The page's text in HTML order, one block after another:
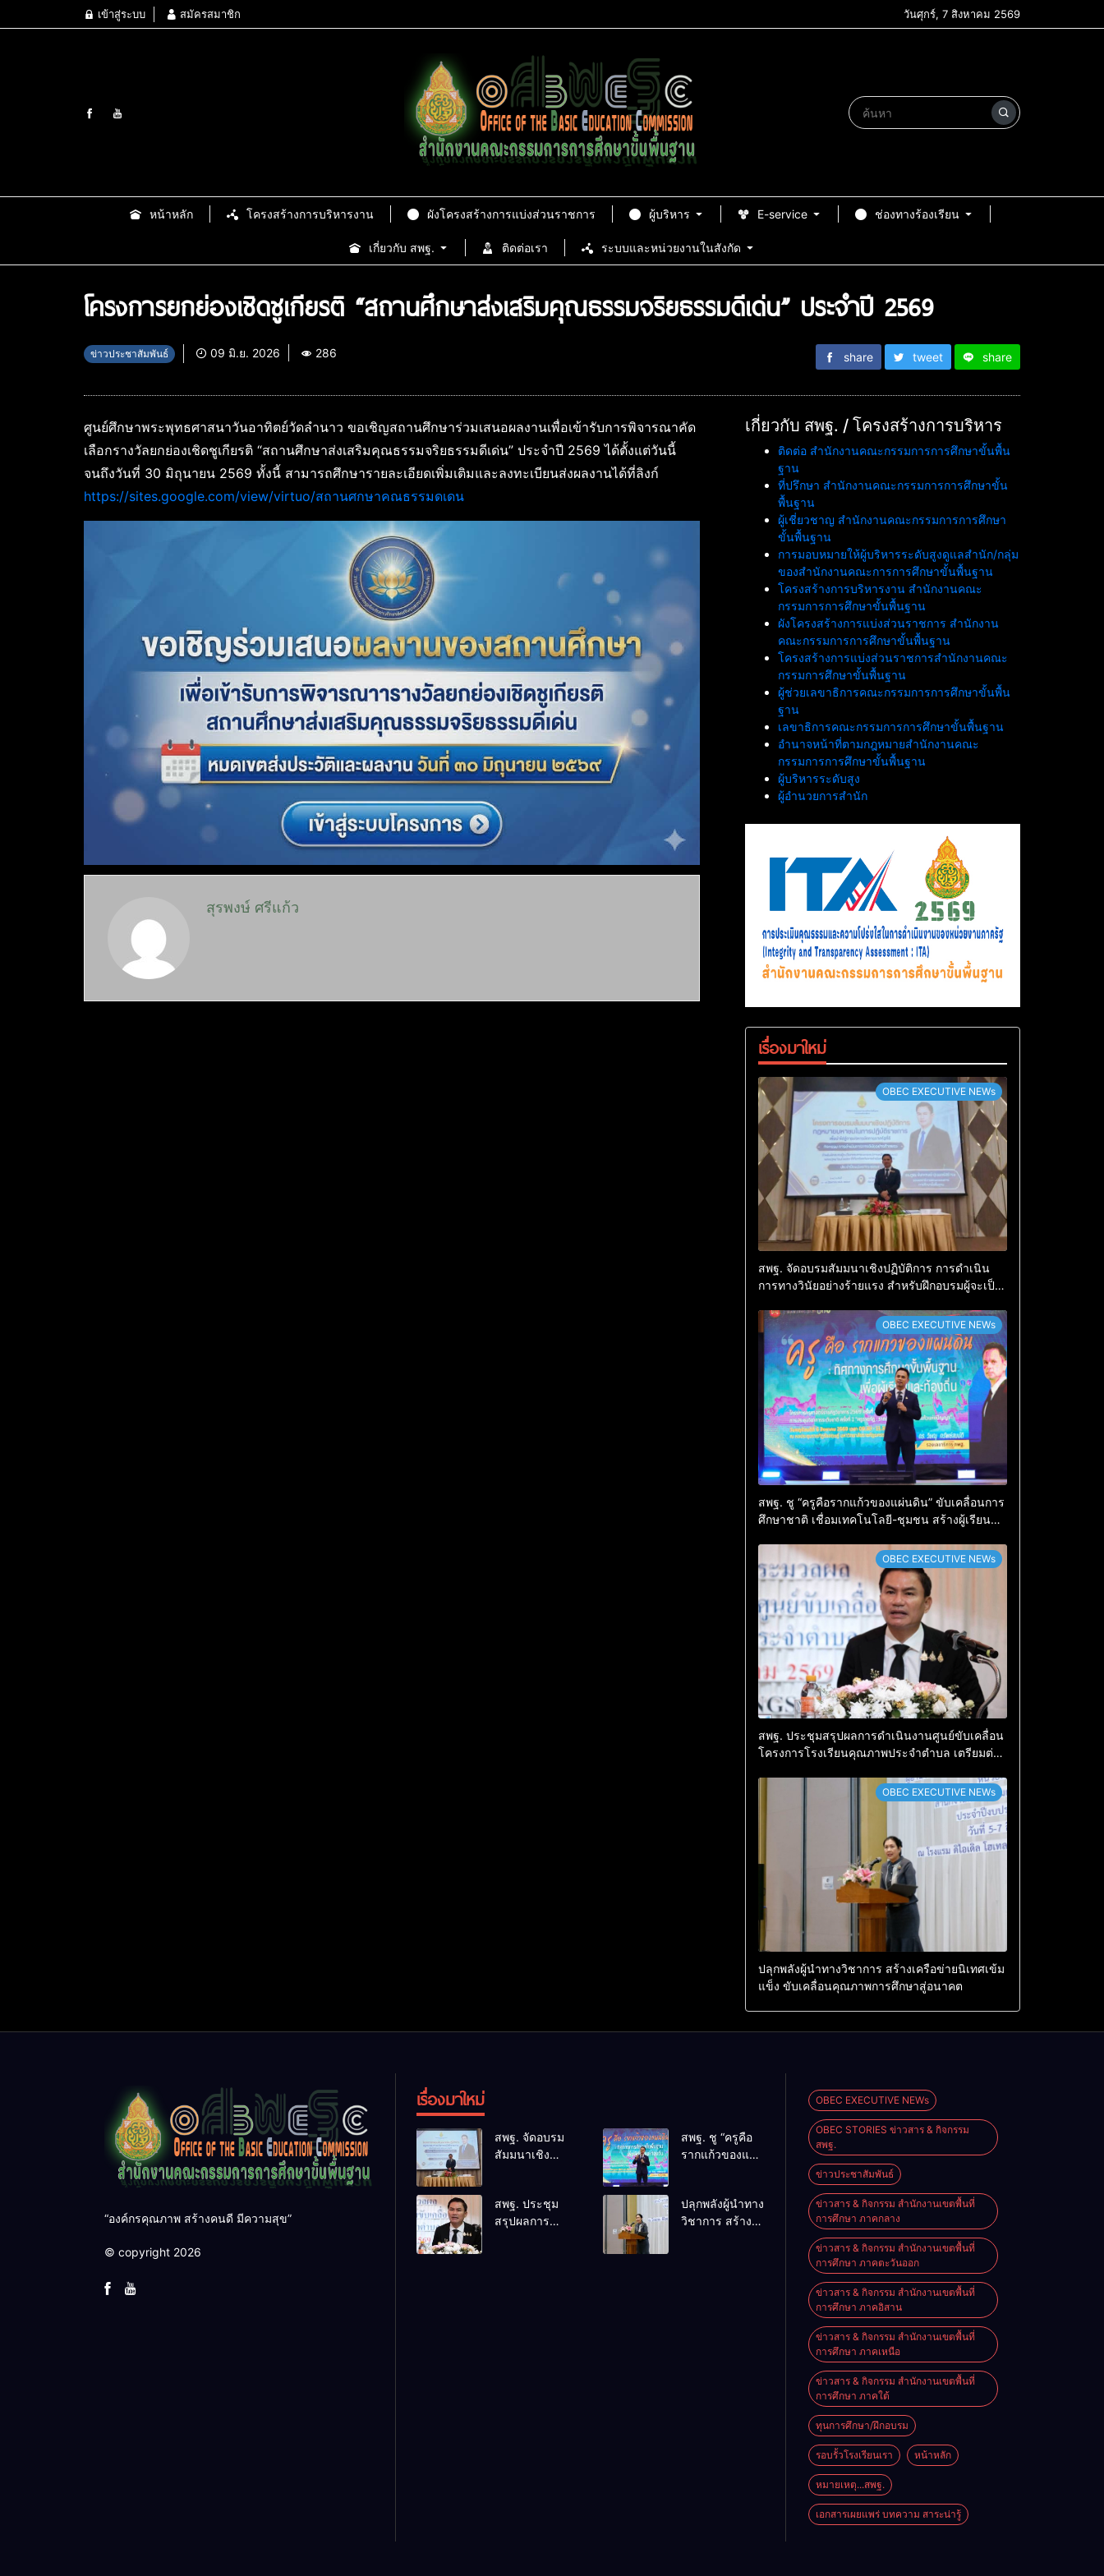
เข้าสู่ระบบ สมัครสมาชิก วันศุกร์, 7 สิงหาคม 2569
หน้าหลัก โครงสร้างการบริหารงาน ผังโครงสร้างการแบ่งส่วนราชการ ผู้บริหาร E-service ช่องทางร้องเรียน
เกี่ยวกับ สพฐ. ติดต่อเรา ระบบและหน่วยงานในสังกัด
โครงการยกย่องเชิดชูเกียรติ “สถานศึกษาส่งเสริมคุณธรรมจริยธรรมดีเด่น” ประจำปี 2569
ข่าวประชาสัมพันธ์ 09 มิ.ย. 2026 286 share tweet share
ศูนย์ศึกษาพระพุทธศาสนาวันอาทิตย์วัดลำนาว ขอเชิญสถานศึกษาร่วมเสนอผลงานเพื่อเข้ารับการพิจารณาคัด
เลือกรางวัลยกย่องเชิดชูเกียรติ “สถานศึกษาส่งเสริมคุณธรรมจริยธรรมดีเด่น” ประจำปี 2569 ได้ตั้งแต่วันนี้
จนถึงวันที่ 30 มิถุนายน 2569 ทั้งนี้ สามารถศึกษารายละเอียดเพิ่มเติมและลงทะเบียนส่งผลงานได้ที่ลิงก์
https://sites.google.com/view/virtuo/สถานศกษาคณธรรมดเดน
สุรพงษ์ ศรีแก้ว
เกี่ยวกับ สพฐ. / โครงสร้างการบริหาร
ติดต่อ สำนักงานคณะกรรมการการศึกษาขั้นพื้น
ฐาน
ที่ปรึกษา สำนักงานคณะกรรมการการศึกษาขั้น
พื้นฐาน
ผู้เชี่ยวชาญ สำนักงานคณะกรรมการการศึกษา
ขั้นพื้นฐาน
การมอบหมายให้ผู้บริหารระดับสูงดูแลสำนัก/กลุ่ม
ของสำนักงานคณะการการศึกษาขั้นพื้นฐาน
โครงสร้างการบริหารงาน สำนักงานคณะ
กรรมการการศึกษาขั้นพื้นฐาน
ผังโครงสร้างการแบ่งส่วนราชการ สำนักงาน
คณะกรรมการการศึกษาขั้นพื้นฐาน
โครงสร้างการแบ่งส่วนราชการสำนักงานคณะ
กรรมการศึกษาขั้นพื้นฐาน
ผู้ช่วยเลขาธิการคณะกรรมการการศึกษาขั้นพื้น
ฐาน
เลขาธิการคณะกรรมการการศึกษาขั้นพื้นฐาน
อำนาจหน้าที่ตามกฎหมายสำนักงานคณะ
กรรมการการศึกษาขั้นพื้นฐาน
ผู้บริหารระดับสูง
ผู้อำนวยการสำนัก
เรื่องมาใหม่
OBEC EXECUTIVE NEWs
สพฐ. จัดอบรมสัมมนาเชิงปฏิบัติการ การดำเนิน
การทางวินัยอย่างร้ายแรง สำหรับฝึกอบรมผู้จะเป็น
OBEC EXECUTIVE NEWs
สพฐ. ชู “ครูคือรากแก้วของแผ่นดิน” ขับเคลื่อนการ
ศึกษาชาติ เชื่อมเทคโนโลยี-ชุมชน สร้างผู้เรียน
OBEC EXECUTIVE NEWs
สพฐ. ประชุมสรุปผลการดำเนินงานศูนย์ขับเคลื่อน
โครงการโรงเรียนคุณภาพประจำตำบล เตรียมต่อย
OBEC EXECUTIVE NEWs
ปลุกพลังผู้นำทางวิชาการ สร้างเครือข่ายนิเทศเข้ม
แข็ง ขับเคลื่อนคุณภาพการศึกษาสู่อนาคต
“องค์กรคุณภาพ สร้างคนดี มีความสุข”
© copyright 2026
เรื่องมาใหม่
สพฐ. จัดอบรม
สัมมนาเชิง
วินัยอย่างร้าย
แรง สำหรับฝึก
สพฐ. ชู “ครูคือ
รากแก้วของแผ่น
เชื่อม
เทคโนโลยี-
สพฐ. ประชุม
สรุปผลการ
ปลุกพลังผู้นำทาง
วิชาการ สร้าง
OBEC EXECUTIVE NEWs
OBEC STORIES ข่าวสาร & กิจกรรม
สพฐ.
ข่าวประชาสัมพันธ์
ข่าวสาร & กิจกรรม สำนักงานเขตพื้นที่
การศึกษา ภาคกลาง
ข่าวสาร & กิจกรรม สำนักงานเขตพื้นที่
การศึกษา ภาคตะวันออก
ข่าวสาร & กิจกรรม สำนักงานเขตพื้นที่
การศึกษา ภาคอิสาน
ข่าวสาร & กิจกรรม สำนักงานเขตพื้นที่
การศึกษา ภาคเหนือ
ข่าวสาร & กิจกรรม สำนักงานเขตพื้นที่
การศึกษา ภาคใต้
ทุนการศึกษา/ฝึกอบรม
รอบรั้วโรงเรียนเรา หน้าหลัก
หมายเหตุ...สพฐ.
เอกสารเผยแพร่ บทความ สาระน่ารู้